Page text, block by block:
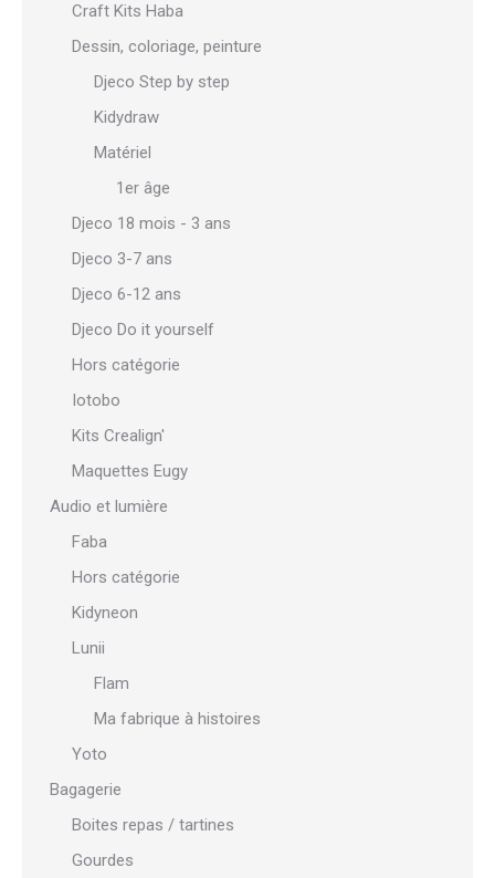
Craft Kits Haba
Dessin, coloriage, peinture
Djeco Step by step
Kidydraw
Matériel
1er âge
Djeco 18 mois - 3 ans
Djeco 3-7 ans
Djeco 6-12 ans
Djeco Do it yourself
Hors catégorie
Iotobo
Kits Crealign'
Maquettes Eugy
Audio et lumière
Faba
Hors catégorie
Kidyneon
Lunii
Flam
Ma fabrique à histoires
Yoto
Bagagerie
Boites repas / tartines
Gourdes